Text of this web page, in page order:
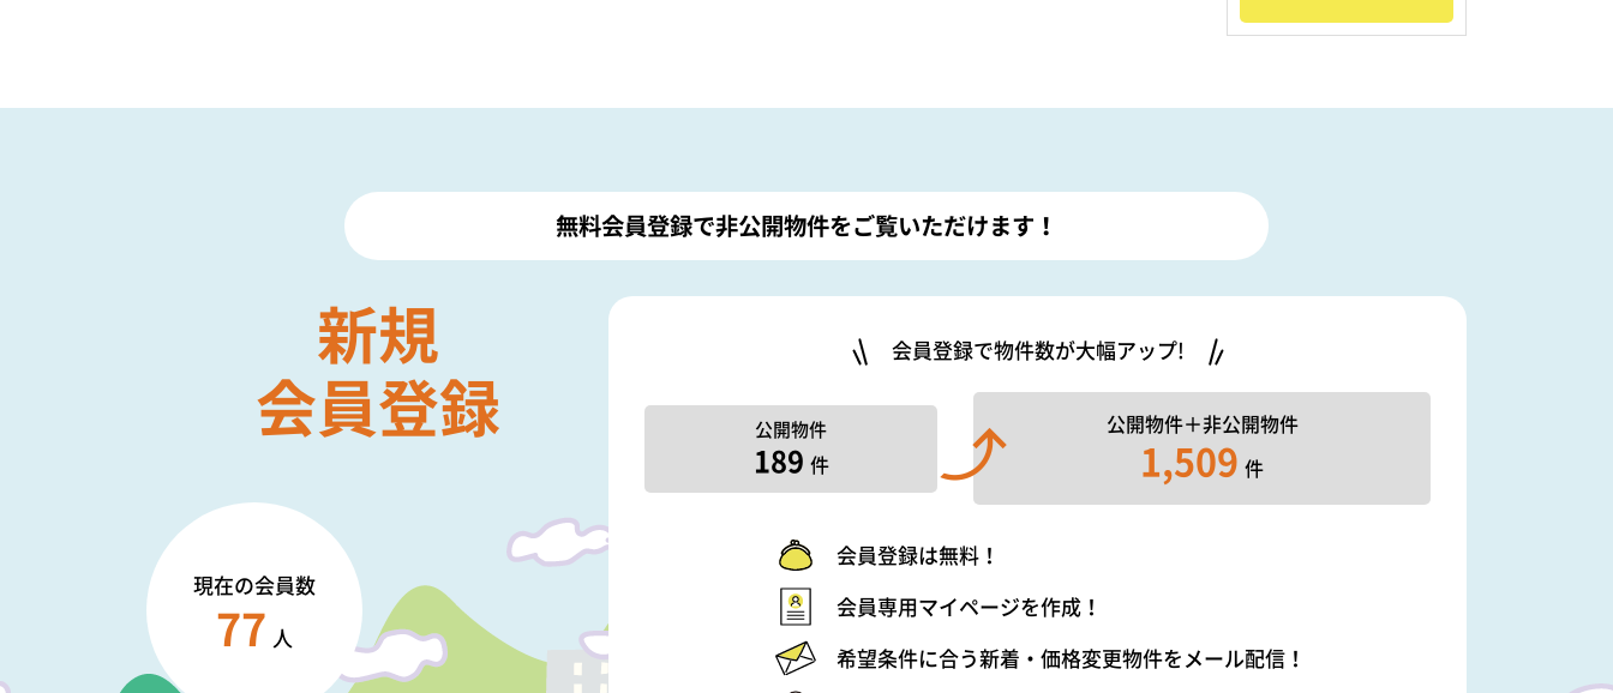
無料会員登録で非公開物件をご覧いただけます！
新規
会員登録
現在の会員数
77 人
会員登録で物件数が大幅アップ!
公開物件
189 件
公開物件＋非公開物件
1,509 件
会員登録は無料！
会員専用マイページを作成！
希望条件に合う新着・価格変更物件をメール配信！